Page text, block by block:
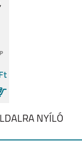
NYÍLÓ